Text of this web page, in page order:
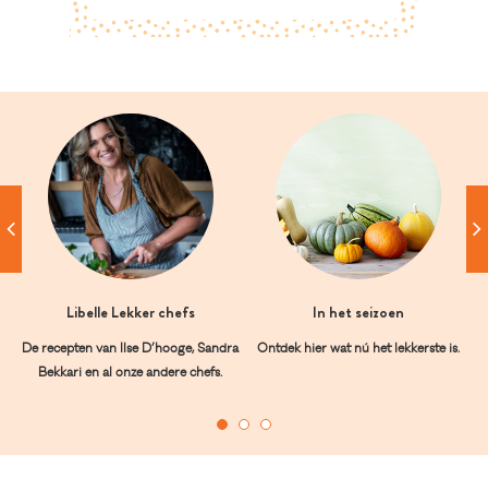
Libelle Lekker chefs
De recepten van Ilse D’hooge, Sandra
Bekkari en al onze andere chefs.
In het seizoen
Ontdek hier wat nú het lekkerste is.